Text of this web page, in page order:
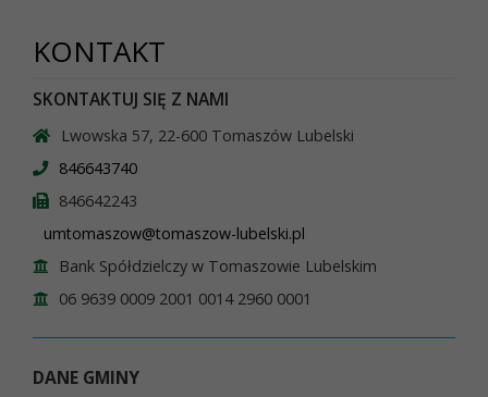
KONTAKT
SKONTAKTUJ SIĘ Z NAMI
Lwowska 57, 22-600 Tomaszów Lubelski
846643740
846642243
umtomaszow@tomaszow-lubelski.pl
Bank Spółdzielczy w Tomaszowie Lubelskim
06 9639 0009 2001 0014 2960 0001
DANE GMINY